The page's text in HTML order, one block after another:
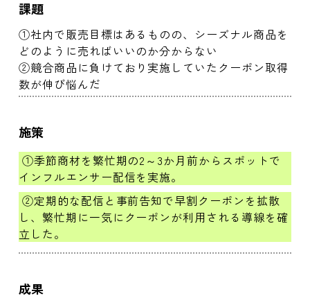
課題
①社内で販売目標はあるものの、シーズナル商品を
どのように売ればいいのか分からない
②競合商品に負けており実施していたクーポン取得
数が伸び悩んだ
施策
①季節商材を繁忙期の2～3か月前からスポットで
インフルエンサー配信を実施。
②定期的な配信と事前告知で早割クーポンを拡散
し、繁忙期に一気にクーポンが利用される導線を確
立した。
成果